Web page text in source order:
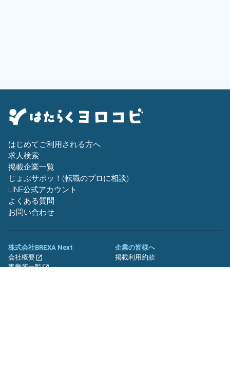
はじめてご利用される方へ
求人検索
掲載企業一覧
じょぶサポッ！(転職のプロに相談)
LINE公式アカウント
よくある質問
お問い合わせ
株式会社BREXA Next
会社概要
事業所一覧
企業の皆様へ
掲載利用約款